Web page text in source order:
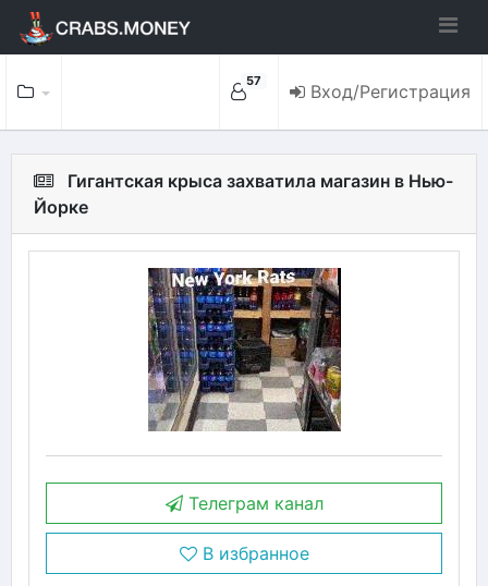
57 Вход/Регистрация
Гигантская крыса захватила магазин в Нью-
Йорке
Телеграм канал
В избранное